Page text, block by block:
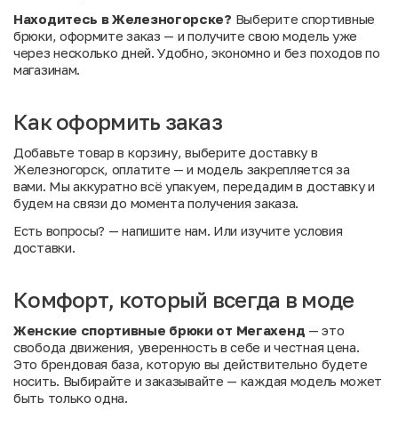
Находитесь в Железногорске? Выберите спортивные
брюки, оформите заказ — и получите свою модель уже
через несколько дней. Удобно, экономно и без походов по
магазинам.
Как оформить заказ
Добавьте товар в корзину, выберите доставку в
Железногорск, оплатите — и модель закрепляется за
вами. Мы аккуратно всё упакуем, передадим в доставку и
будем на связи до момента получения заказа.
Есть вопросы? — напишите нам. Или изучите условия
доставки.
Комфорт, который всегда в моде
Женские спортивные брюки от Мегахенд — это
свобода движения, уверенность в себе и честная цена.
Это брендовая база, которую вы действительно будете
носить. Выбирайте и заказывайте — каждая модель может
быть только одна.